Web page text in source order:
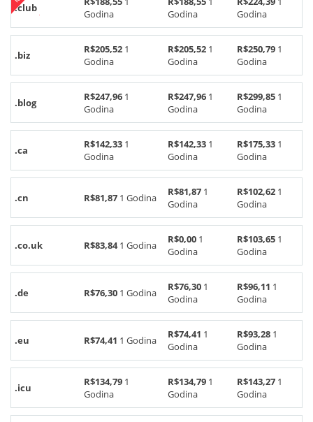
.club
Godina
Godina
Godina
.biz R$205,52 1
Godina
R$205,52 1
Godina
R$250,79 1
Godina
.blog R$247,96 1
Godina
R$247,96 1
Godina
R$299,85 1
Godina
.ca R$142,33 1
Godina
R$142,33 1
Godina
R$175,33 1
Godina
.cn R$81,87 1 Godina R$81,87 1
Godina
R$102,62 1
Godina
.co.uk R$83,841 Godina R$0,00 1
Godina
R$103,65 1
Godina
.de R$76,30 1 Godina R$76,30 1
Godina
R$96,11 1
Godina
.eu R$74,41 1 Godina R$74,41 1
Godina
R$93,28 1
Godina
.icu R$134,79 1
Godina
R$134,79 1
Godina
R$143,27 1
Godina